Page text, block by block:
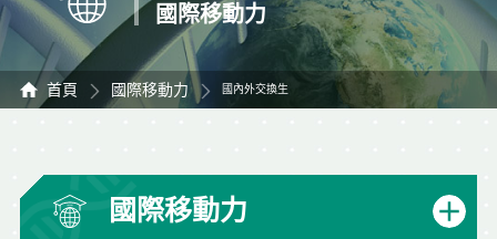
國際移動力
首頁 國際移動力 國內外交換生
國際移動力